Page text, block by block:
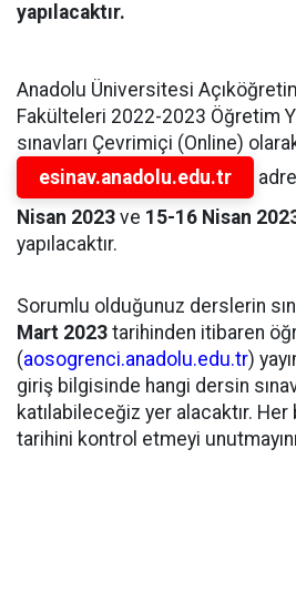
yapılacaktır.
Anadolu Üniversitesi
Fakülteleri 2022-2023 Öğretim
sınavları Çevrimiçi (Online)
esinav.anadolu.edu.tr
Nisan 2023 ve 15-16 Nisan
yapılacaktır.
Sorumlu olduğunuz derslerin
Mart 2023 tarihinden itibaren
(aosogrenci.anadolu.edu.tr)
giriş bilgisinde hangi dersin
katılabileceğiz yer alacaktır.
tarihini kontrol etmeyi